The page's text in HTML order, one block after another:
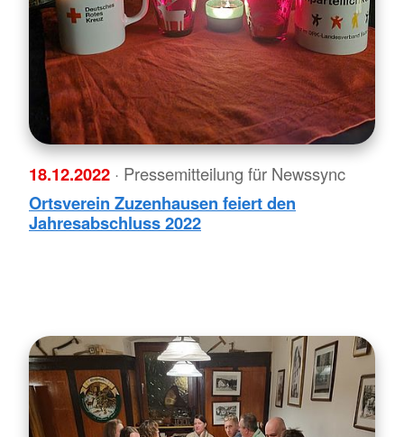
18.12.2022 · Pressemitteilung für Newssync
Ortsverein Zuzenhausen feiert den
Jahresabschluss 2022